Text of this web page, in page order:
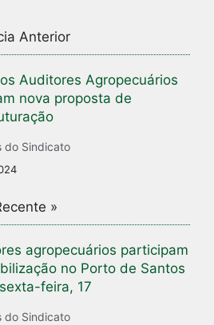
Anterior
Auditores Agropecuários
nova proposta de
do Sindicato
»
agropecuários participam
no Porto de Santos
feira, 17
do Sindicato